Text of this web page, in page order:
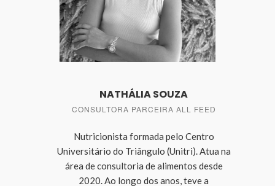
NATHÁLIA SOUZA
CONSULTORA PARCEIRA ALL FEED
Nutricionista formada pelo Centro
Universitário do Triângulo (Unitri). Atua na
área de consultoria de alimentos desde
2020. Ao longo dos anos, teve a